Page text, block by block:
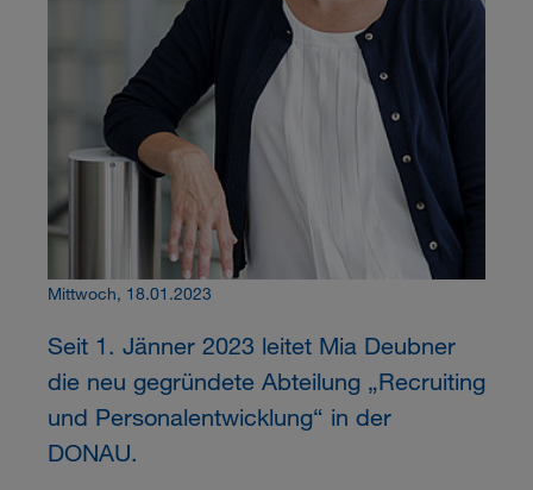
Mittwoch, 18.01.2023
Seit 1. Jänner 2023 leitet Mia Deubner
die neu gegründete Abteilung „Recruiting
und Personalentwicklung“ in der
DONAU.